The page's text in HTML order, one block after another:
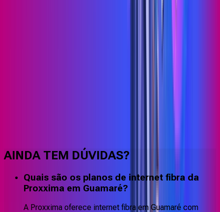
AINDA TEM DÚVIDAS?
Quais são os planos de internet fibra da
Proxxima em Guamaré?
A Proxxima oferece internet fibra em Guamaré com